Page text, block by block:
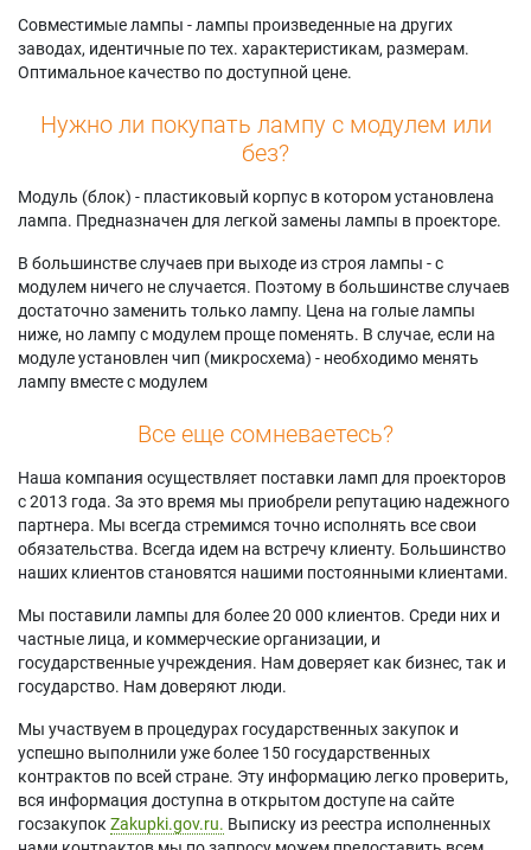
Совместимые лампы - лампы произведенные на других
заводах, идентичные по тех. характеристикам, размерам.
Оптимальное качество по доступной цене.
Нужно ли покупать лампу с модулем или
без?
Модуль (блок) - пластиковый корпус в котором установлена
лампа. Предназначен для легкой замены лампы в проекторе.
В большинстве случаев при выходе из строя лампы - с
модулем ничего не случается. Поэтому в большинстве случаев
достаточно заменить только лампу. Цена на голые лампы
ниже, но лампу с модулем проще поменять. В случае, если на
модуле установлен чип (микросхема) - необходимо менять
лампу вместе с модулем
Все еще сомневаетесь?
Наша компания осуществляет поставки ламп для проекторов
с 2013 года. За это время мы приобрели репутацию надежного
партнера. Мы всегда стремимся точно исполнять все свои
обязательства. Всегда идем на встречу клиенту. Большинство
наших клиентов становятся нашими постоянными клиентами.
Мы поставили лампы для более 20 000 клиентов. Среди них и
частные лица, и коммерческие организации, и
государственные учреждения. Нам доверяет как бизнес, так и
государство. Нам доверяют люди.
Мы участвуем в процедурах государственных закупок и
успешно выполнили уже более 150 государственных
контрактов по всей стране. Эту информацию легко проверить,
вся информация доступна в открытом доступе на сайте
госзакупок Zakupki.gov.ru. Выписку из реестра исполненных